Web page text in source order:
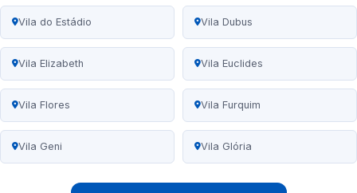
Vila do Estádio Vila Dubus
Vila Elizabeth Vila Euclides
Vila Flores Vila Furquim
Vila Geni Vila Glória